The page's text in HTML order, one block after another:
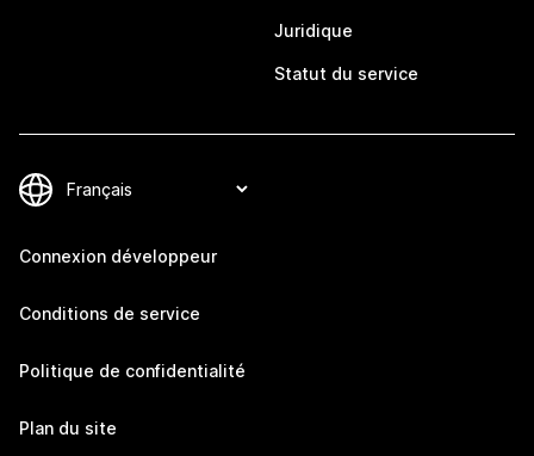
Juridique
Statut du service
Connexion développeur
Conditions de service
Politique de confidentialité
Plan du site